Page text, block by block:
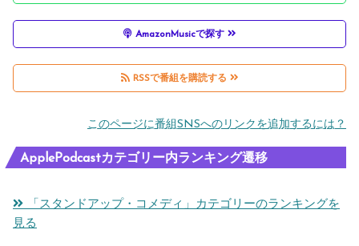
AmazonMusicで探す
RSSで番組を購読する
このページに番組SNSへのリンクを追加するには？
ApplePodcastカテゴリー内ランキング遷移
「スタンドアップ・コメディ」カテゴリーのランキングを
見る